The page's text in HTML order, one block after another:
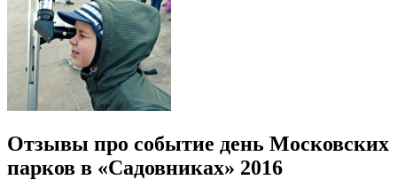
Отзывы про событие день Московских
парков в «Садовниках» 2016